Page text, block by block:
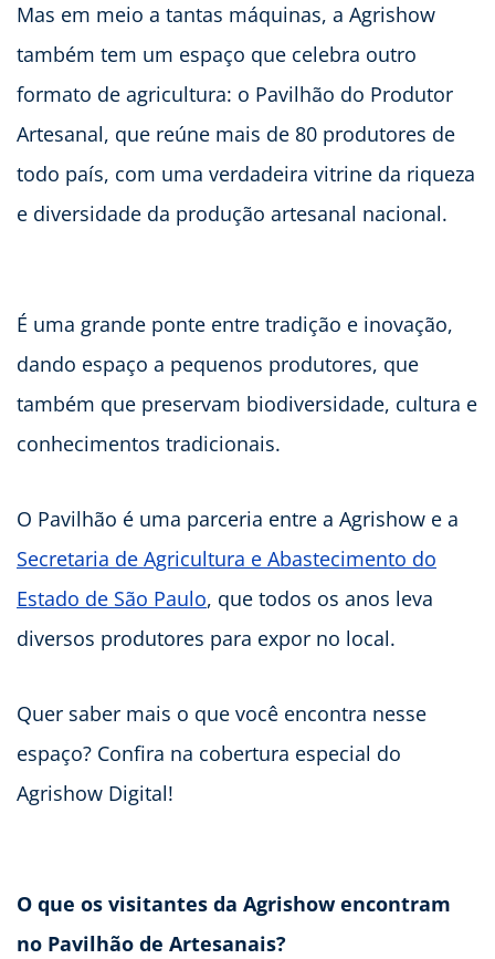
Mas em meio a tantas máquinas, a Agrishow
também tem um espaço que celebra outro
formato de agricultura: o Pavilhão do Produtor
Artesanal, que reúne mais de 80 produtores de
todo país, com uma verdadeira vitrine da riqueza
e diversidade da produção artesanal nacional.
É uma grande ponte entre tradição e inovação,
dando espaço a pequenos produtores, que
também que preservam biodiversidade, cultura e
conhecimentos tradicionais.
O Pavilhão é uma parceria entre a Agrishow e a
Secretaria de Agricultura e Abastecimento do
Estado de São Paulo, que todos os anos leva
diversos produtores para expor no local.
Quer saber mais o que você encontra nesse
espaço? Confira na cobertura especial do
Agrishow Digital!
O que os visitantes da Agrishow encontram
no Pavilhão de Artesanais?